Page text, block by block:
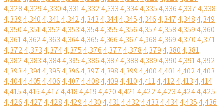
4,3284,3294,3304,3314,3324,3334,3344,3354,3364,3374,338
4,3394,3404,3414,3424,3434,3444,3454,3464,3474,3484,349
4,3504,3514,3524,3534,3544,3554,3564,3574,3584,3594,360
4,3614,3624,3634,3644,3654,3664,3674,3684,3694,3704,371
4,3724,3734,3744,3754,3764,3774,3784,3794,3804,381
4,3824,3834,3844,3854,3864,3874,3884,3894,3904,3914,392
4,3934,3944,3954,3964,3974,3984,3994,4004,4014,4024,403
4,4044,4054,4064,4074,4084,4094,4104,4114,4124,4134,414
4,4154,4164,4174,4184,4194,4204,4214,4224,4234,4244,425
4,4264,4274,4284,4294,4304,4314,4324,4334,4344,4354,436